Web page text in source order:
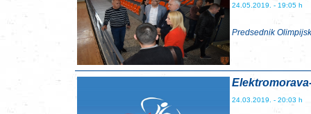
24.05.2019. - 19:05 h
Predsednik
24.03.2019. - 20:03 h